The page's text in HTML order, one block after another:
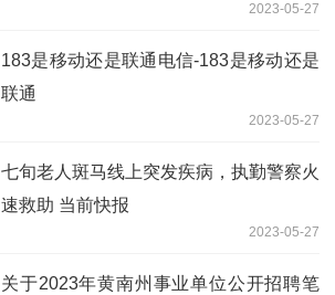
2023-05-27
183是移动还是联通电信-183是移动还是
联通
2023-05-27
七旬老人斑马线上突发疾病，执勤警察火
速救助 当前快报
2023-05-27
关于2023年黄南州事业单位公开招聘笔